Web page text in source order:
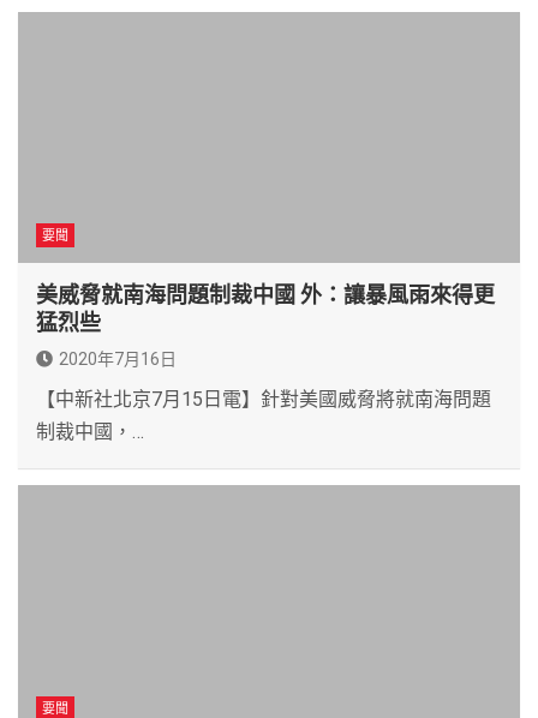
要聞
美威脅就南海問題制裁中國 外：讓暴風雨來得更
猛烈些
2020年7月16日
【中新社北京7月15日電】針對美國威脅將就南海問題
制裁中國，…
要聞